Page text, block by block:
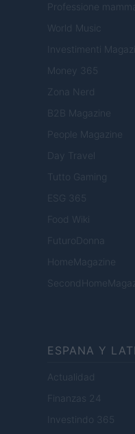
Professione mamma
World Music
Investimenti
Money 365
Zona Nerd
B2B Magazine
People Magazine
Day Travel
Tutto Gaming
ESG 365
Food Wiki
FuturoDonna
HomeMagazine
ESPANA Y
Actualidad
Finanzas 24
Investindo 365